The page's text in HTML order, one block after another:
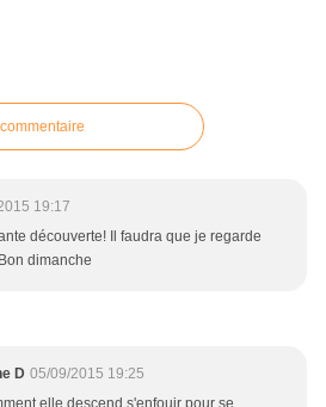
19:17
découverte! Il faudra que je regarde
dimanche
D 05/09/2015 19:25
elle descend s'enfouir pour se